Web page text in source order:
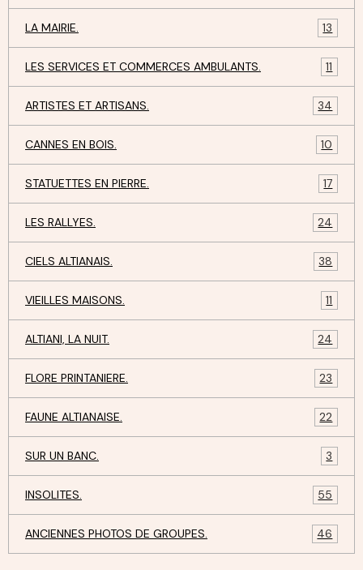
LA MAIRIE. 13
LES SERVICES ET COMMERCES AMBULANTS. 11
ARTISTES ET ARTISANS. 34
CANNES EN BOIS. 10
STATUETTES EN PIERRE. 17
LES RALLYES. 24
CIELS ALTIANAIS. 38
VIEILLES MAISONS. 11
ALTIANI, LA NUIT. 24
FLORE PRINTANIERE. 23
FAUNE ALTIANAISE. 22
SUR UN BANC. 3
INSOLITES. 55
ANCIENNES PHOTOS DE GROUPES. 46